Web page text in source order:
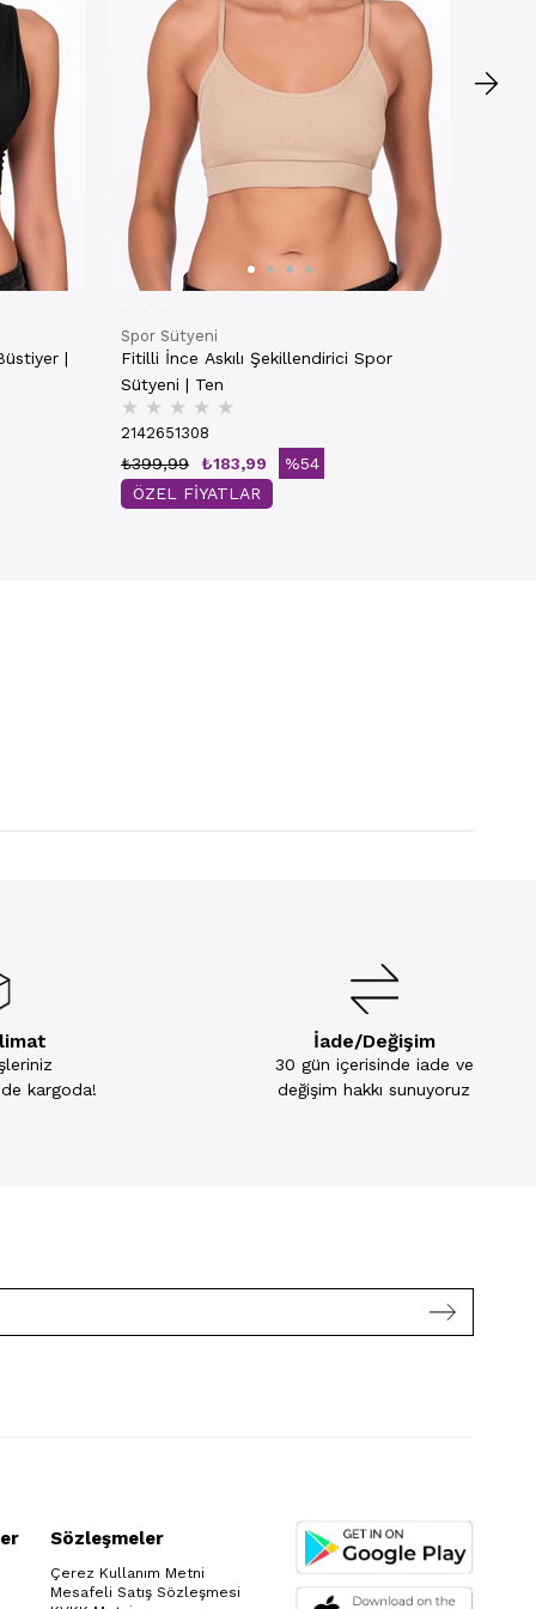
|
Spor Sütyeni
Fitilli İnce Askılı Şekillendirici Spor
Sütyeni | Ten
★ ★ ★ ★ ★
2142651308
₺183,99
₺399,99
%54
ÖZEL FİYATLAR
kargoda!
İade/Değişim
30 gün içerisinde iade ve
değişim hakkı sunuyoruz
Sözleşmeler
Çerez Kullanım Metni
Mesafeli Satış Sözleşmesi